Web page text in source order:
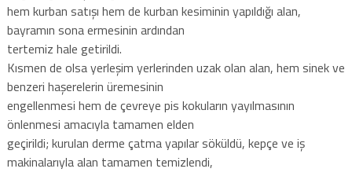
hem kurban satışı hem de kurban kesiminin yapıldığı alan,
bayramın sona ermesinin ardından
tertemiz hale getirildi.
Kısmen de olsa yerleşim yerlerinden uzak olan alan, hem sinek ve
benzeri haşerelerin üremesinin
engellenmesi hem de çevreye pis kokuların yayılmasının
önlenmesi amacıyla tamamen elden
geçirildi; kurulan derme çatma yapılar söküldü, kepçe ve iş
makinalarıyla alan tamamen temizlendi,